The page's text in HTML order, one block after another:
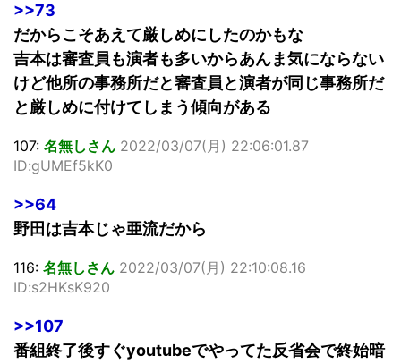
>>73
だからこそあえて厳しめにしたのかもな
吉本は審査員も演者も多いからあんま気にならない
けど他所の事務所だと審査員と演者が同じ事務所だ
と厳しめに付けてしまう傾向がある
107: 名無しさん 2022/03/07(月) 22:06:01.87
ID:gUMEf5kK0
>>64
野田は吉本じゃ亜流だから
116: 名無しさん 2022/03/07(月) 22:10:08.16
ID:s2HKsK920
>>107
番組終了後すぐyoutubeでやってた反省会で終始暗